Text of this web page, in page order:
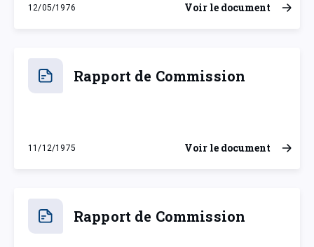
12/05/1976
mercredi 12 mai 1976
Voir le document
Rapport de Commission
11/12/1975
jeudi 11 décembre 1975
Voir le document
Rapport de Commission